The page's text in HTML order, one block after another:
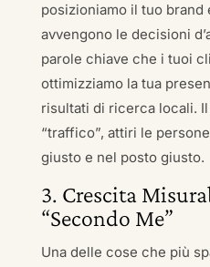
posizioniamo il tuo brand
avvengono le decisioni
parole chiave che i tuoi
ottimizziamo la tua
risultati di ricerca locali.
“traffico”, attiri le
giusto e nel posto giusto.
3. Crescita
“Secondo Me”
Una delle cose che più